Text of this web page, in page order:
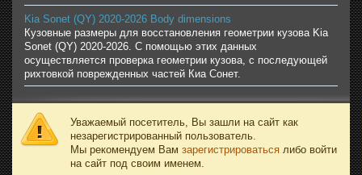
Kia Sonet (QY) 2020-2026 Body dimensions
Кузовные размеры для восстановления геометрии кузова Kia
Sonet (QY) 2020-2026. С помощью этих данных
осуществляется проверка геометрии кузова, с последующей
рихтовкой поврежденных частей Киа Сонет.
Уважаемый посетитель, Вы зашли на сайт как
незарегистрированный пользователь.
Мы рекомендуем Вам зарегистрироваться либо войти
на сайт под своим именем.